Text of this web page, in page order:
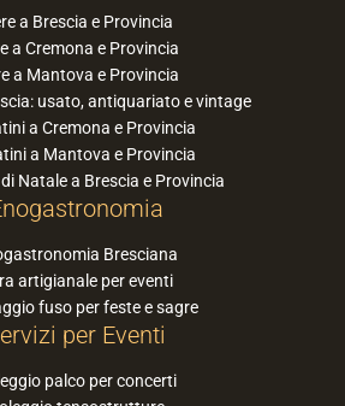
a Brescia e Provincia
a Cremona e Provincia
a Mantova e Provincia
usato, antiquariato e vintage
a Cremona e Provincia
a Mantova e Provincia
Natale a Brescia e Provincia
Bresciana
artigianale per eventi
fuso per feste e sagre
per Eventi
palco per concerti